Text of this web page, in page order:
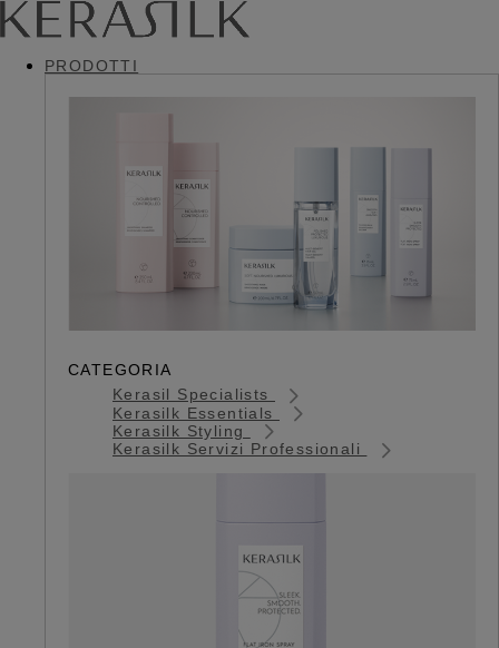
PRODOTTI
CATEGORIA
Kerasil Specialists
Kerasilk Essentials
Kerasilk Styling
Kerasilk Servizi Professionali